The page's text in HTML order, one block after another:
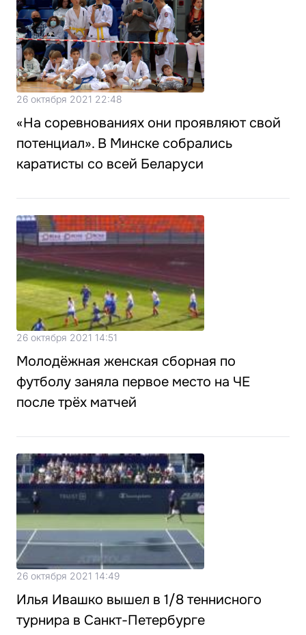
26 октября 2021 22:48
«На соревнованиях они проявляют свой
потенциал». В Минске собрались
каратисты со всей Беларуси
26 октября 2021 14:51
Молодёжная женская сборная по
футболу заняла первое место на ЧЕ
после трёх матчей
26 октября 2021 14:49
Илья Ивашко вышел в 1/8 теннисного
турнира в Санкт-Петербурге